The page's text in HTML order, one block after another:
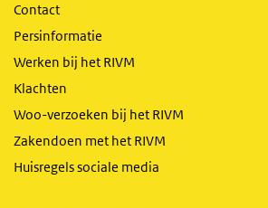
Contact
Persinformatie
Werken bij het RIVM
Klachten
Woo-verzoeken bij het RIVM
Zakendoen met het RIVM
Huisregels sociale media